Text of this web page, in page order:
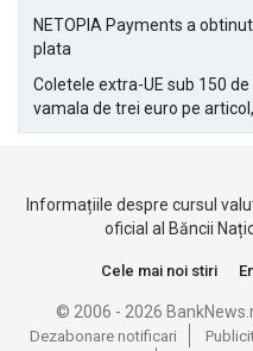
NETOPIA Payments a
plata
Coletele extra-UE sub 150
vamala de trei euro pe
Informațiile despre cursul
oficial al Băncii
Cele mai noi stiri
© 2006 - 2026
Dezabonare notificari